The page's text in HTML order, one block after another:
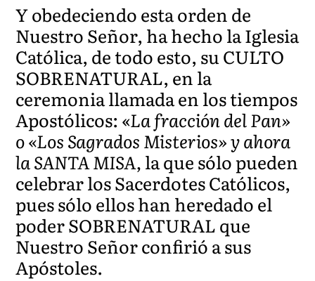
Y obedeciendo esta orden de
Nuestro Señor, ha hecho la Iglesia
Católica, de todo esto, su CULTO
SOBRENATURAL, en la
ceremonia llamada en los tiempos
Apostólicos: «La fracción del Pan»
o «Los Sagrados Misterios» y ahora
la SANTA MISA,la que sólo pueden
celebrar los Sacerdotes Católicos,
pues sólo ellos han heredado el
poder SOBRENATURAL que
Nuestro Señor confirió a sus
Apóstoles.